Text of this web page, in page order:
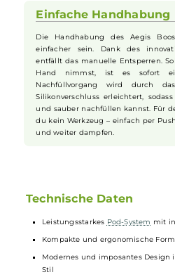
Intelligente
Mit dem leistungsstarken AS
Boost 3 Kit verschiedene
Bedürfnisse abgestimmt
VW/Power Modus, den
R Modi oder den Boost Mode
passende Einstellung. Der
Die Handhabung des
einfacher sein. Dank des
Hand nimmst, ist es
Nachfüllvorgang wird
Silikonverschluss erleichtert,